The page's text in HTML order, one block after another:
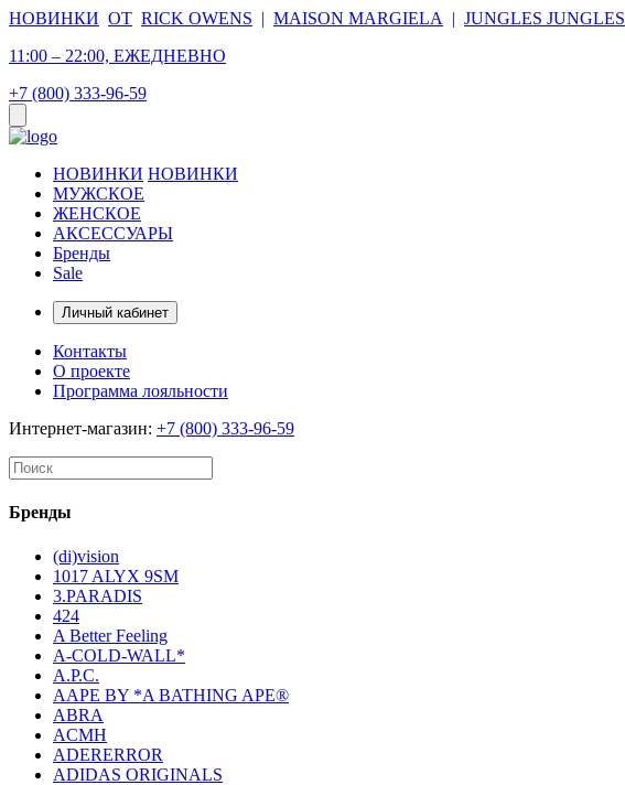
НОВИНКИ ОТ RICK OWENS | MAISON MARGIELA | JUNGLES JUNGLES
11:00 – 22:00, ЕЖЕДНЕВНО
+7 (800) 333-96-59
НОВИНКИ НОВИНКИ
МУЖСКОЕ
ЖЕНСКОЕ
АКСЕССУАРЫ
Бренды
Sale
Личный кабинет
Контакты
О проекте
Программа лояльности
Интернет-магазин: +7 (800) 333-96-59
Бренды
(di)vision
1017 ALYX 9SM
3.PARADIS
424
A Better Feeling
A-COLD-WALL*
A.P.C.
AAPE BY *A BATHING APE®
ABRA
ACMH
ADERERROR
ADIDAS ORIGINALS